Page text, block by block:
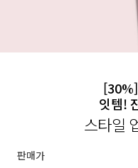
잇템!
스타일
판매가